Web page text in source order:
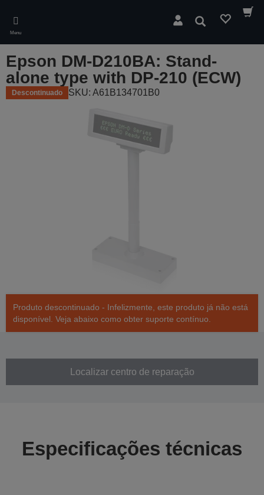
main
content
Menu
Pesquisar
Epson DM-D210BA: Stand-
alone type with DP-210 (ECW)
Descontinuado SKU: A61B134701B0
Produto descontinuado - Infelizmente, este produto já não está
disponível. Veja abaixo como obter suporte contínuo.
Localizar centro de reparação
Especificações técnicas